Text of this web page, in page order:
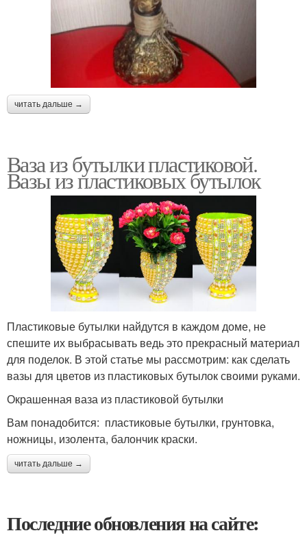
читать дальше →
Ваза из бутылки пластиковой.
Вазы из пластиковых бутылок
Пластиковые бутылки найдутся в каждом доме, не
спешите их выбрасывать ведь это прекрасный материал
для поделок. В этой статье мы рассмотрим: как сделать
вазы для цветов из пластиковых бутылок своими руками.
Окрашенная ваза из пластиковой бутылки
Вам понадобится: пластиковые бутылки, грунтовка,
ножницы, изолента, балончик краски.
читать дальше →
Последние обновления на сайте: